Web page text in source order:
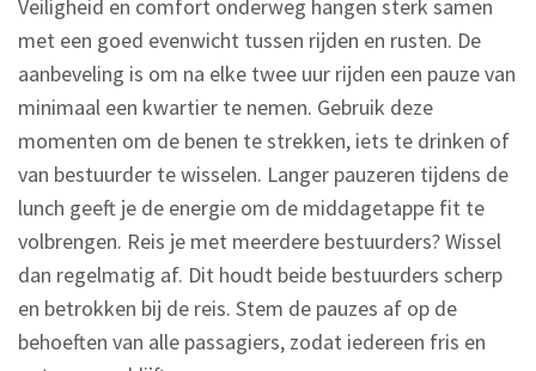
Veiligheid en comfort onderweg hangen sterk samen
met een goed evenwicht tussen rijden en rusten. De
aanbeveling is om na elke twee uur rijden een pauze van
minimaal een kwartier te nemen. Gebruik deze
momenten om de benen te strekken, iets te drinken of
van bestuurder te wisselen. Langer pauzeren tijdens de
lunch geeft je de energie om de middagetappe fit te
volbrengen. Reis je met meerdere bestuurders? Wissel
dan regelmatig af. Dit houdt beide bestuurders scherp
en betrokken bij de reis. Stem de pauzes af op de
behoeften van alle passagiers, zodat iedereen fris en